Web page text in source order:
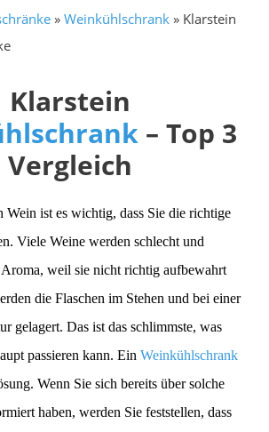
» Weinkühlschrank » Klarstein
Klarstein
– Top 3
Vergleich
Wein ist es wichtig, dass Sie die richtige
Viele Weine werden schlecht und
weil sie nicht richtig aufbewahrt
die Flaschen im Stehen und bei einer
gelagert. Das ist das schlimmste, was
passieren kann. Ein Weinkühlschrank
Wenn Sie sich bereits über solche
haben, werden Sie feststellen, dass